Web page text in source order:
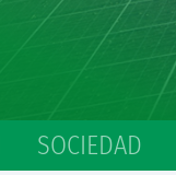
SOCIEDAD